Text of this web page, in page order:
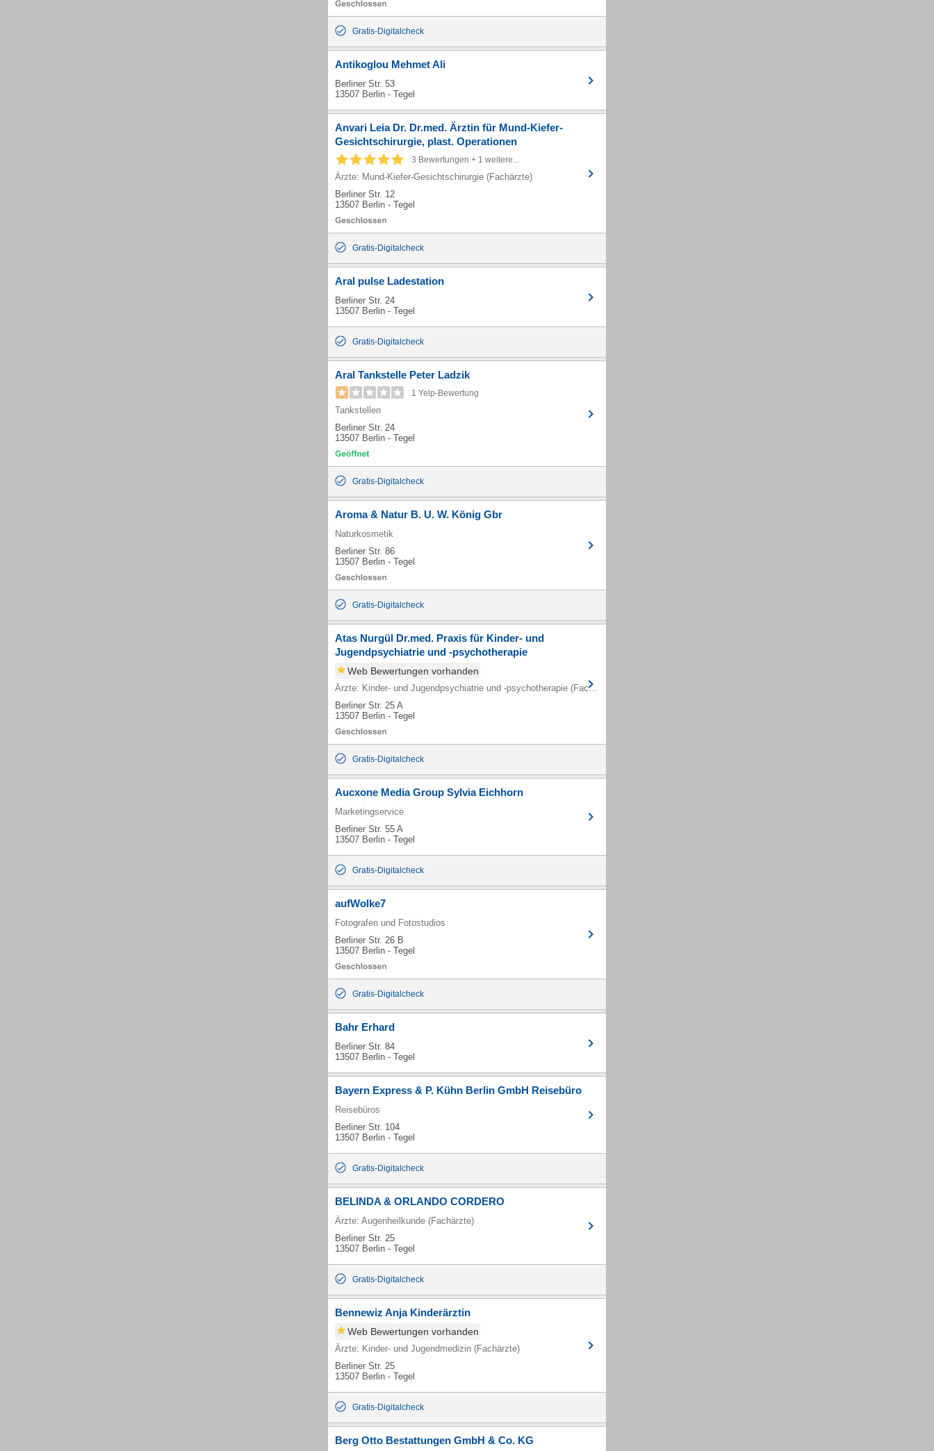
Gratis-Digitalcheck
Antikoglou Mehmet Ali
Berliner Str. 53
13507 Berlin - Tegel
Anvari Leia Dr. Dr.med. Ärztin für Mund-Kiefer-
Gesichtschirurgie, plast. Operationen
3 Bewertungen + 1 weitere...
Ärzte: Mund-Kiefer-Gesichtschirurgie (Fachärzte)
Berliner Str. 12
13507 Berlin - Tegel
Gratis-Digitalcheck
Aral pulse Ladestation
Berliner Str. 24
13507 Berlin - Tegel
Gratis-Digitalcheck
Aral Tankstelle Peter Ladzik
1 Yelp-Bewertung
Tankstellen
Berliner Str. 24
13507 Berlin - Tegel
Gratis-Digitalcheck
Aroma & Natur B. U. W. König Gbr
Naturkosmetik
Berliner Str. 86
13507 Berlin - Tegel
Gratis-Digitalcheck
Atas Nurgül Dr.med. Praxis für Kinder- und
Jugendpsychiatrie und -psychotherapie
Web Bewertungen vorhanden
Ärzte: Kinder- und Jugendpsychiatrie und -psychotherapie (Fachärzte)
Berliner Str. 25 A
13507 Berlin - Tegel
Gratis-Digitalcheck
Aucxone Media Group Sylvia Eichhorn
Marketingservice
Berliner Str. 55 A
13507 Berlin - Tegel
Gratis-Digitalcheck
aufWolke7
Fotografen und Fotostudios
Berliner Str. 26 B
13507 Berlin - Tegel
Gratis-Digitalcheck
Bahr Erhard
Berliner Str. 84
13507 Berlin - Tegel
Bayern Express & P. Kühn Berlin GmbH Reisebüro
Reisebüros
Berliner Str. 104
13507 Berlin - Tegel
Gratis-Digitalcheck
BELINDA & ORLANDO CORDERO
Ärzte: Augenheilkunde (Fachärzte)
Berliner Str. 25
13507 Berlin - Tegel
Gratis-Digitalcheck
Bennewiz Anja Kinderärztin
Web Bewertungen vorhanden
Ärzte: Kinder- und Jugendmedizin (Fachärzte)
Berliner Str. 25
13507 Berlin - Tegel
Gratis-Digitalcheck
Berg Otto Bestattungen GmbH & Co. KG